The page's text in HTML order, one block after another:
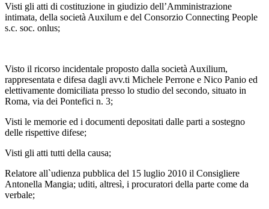
Visti gli atti di costituzione in giudizio dell’Amministrazione
intimata, della società Auxilum e del Consorzio Connecting People
s.c. soc. onlus;
Visto il ricorso incidentale proposto dalla società Auxilium,
rappresentata e difesa dagli avv.ti Michele Perrone e Nico Panio ed
elettivamente domiciliata presso lo studio del secondo, situato in
Roma, via dei Pontefici n. 3;
Visti le memorie ed i documenti depositati dalle parti a sostegno
delle rispettive difese;
Visti gli atti tutti della causa;
Relatore all`udienza pubblica del 15 luglio 2010 il Consigliere
Antonella Mangia; uditi, altresì, i procuratori della parte come da
verbale;